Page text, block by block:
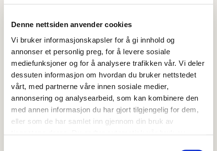
Denne nettsiden anvender cookies
Vi bruker informasjonskapsler for å gi innhold og
annonser et personlig preg, for å levere sosiale
mediefunksjoner og for å analysere trafikken vår. Vi deler
dessuten informasjon om hvordan du bruker nettstedet
vårt, med partnerne våre innen sosiale medier,
annonsering og analysearbeid, som kan kombinere den
med annen informasjon du har gjort tilgjengelig for dem,
eller som de har samlet inn gjennom din bruk av
sin fine sprø konsistens. De andre spirene passer ikke til
Egenskaper
Bønnespirer er en kilde til kostfiber som er gunstig for
fordøyelsen. Bønnespirer er også en kilde til folat og
vitamin C. Folat bidrar til å redusere tretthet og
utmattelse, mens vitamin C styrker immunsystemet og
øker opptaket av jern fra andre matvarer.
Egenskapene gjelder ved inntak av minst 100 g vare.